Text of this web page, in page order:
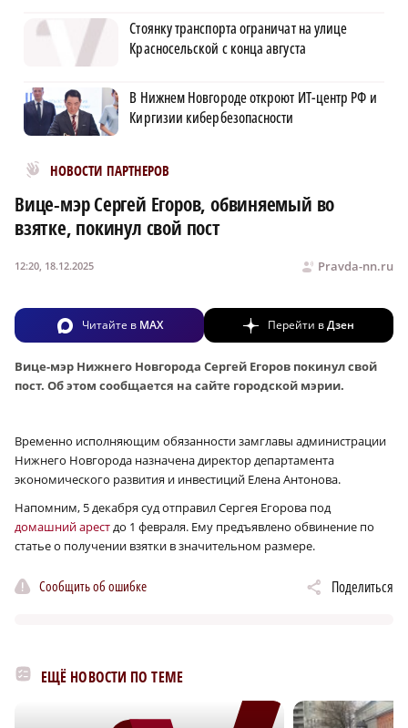
Стоянку транспорта ограничат на улице
Красносельской с конца августа
В Нижнем Новгороде откроют ИТ-центр РФ и
Киргизии кибербезопасности
НОВОСТИ ПАРТНЕРОВ
Новости МирТесен
Вице-мэр Сергей Егоров, обвиняемый во
взятке, покинул свой пост
Pravda-nn.ru
12:20, 18.12.2025
Читайте в MAX Перейти вДзен
Вице-мэр Нижнего Новгорода Сергей Егоров покинул свой
пост. Об этом сообщается на сайте городской мэрии.
Временно исполняющим обязанности замглавы администрации
Нижнего Новгорода назначена директор департамента
экономического развития и инвестиций Елена Антонова.
Напомним, 5 декабря суд отправил Сергея Егорова под
домашний арестдо 1 февраля. Ему предъявлено обвинение по
статье о получении взятки в значительном размере.
Сообщить об ошибке Поделиться
ЕЩЁ НОВОСТИ ПО ТЕМЕ